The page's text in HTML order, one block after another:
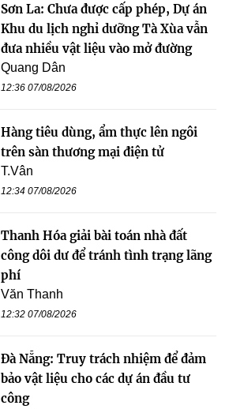
Sơn La: Chưa được cấp phép, Dự án
Khu du lịch nghỉ dưỡng Tà Xùa vẫn
đưa nhiều vật liệu vào mở đường
Quang Dân
12:36 07/08/2026
Hàng tiêu dùng, ẩm thực lên ngôi
trên sàn thương mại điện tử
T.Vân
12:34 07/08/2026
Thanh Hóa giải bài toán nhà đất
công dôi dư để tránh tình trạng lãng
phí
Văn Thanh
12:32 07/08/2026
Đà Nẵng: Truy trách nhiệm để đảm
bảo vật liệu cho các dự án đầu tư
công